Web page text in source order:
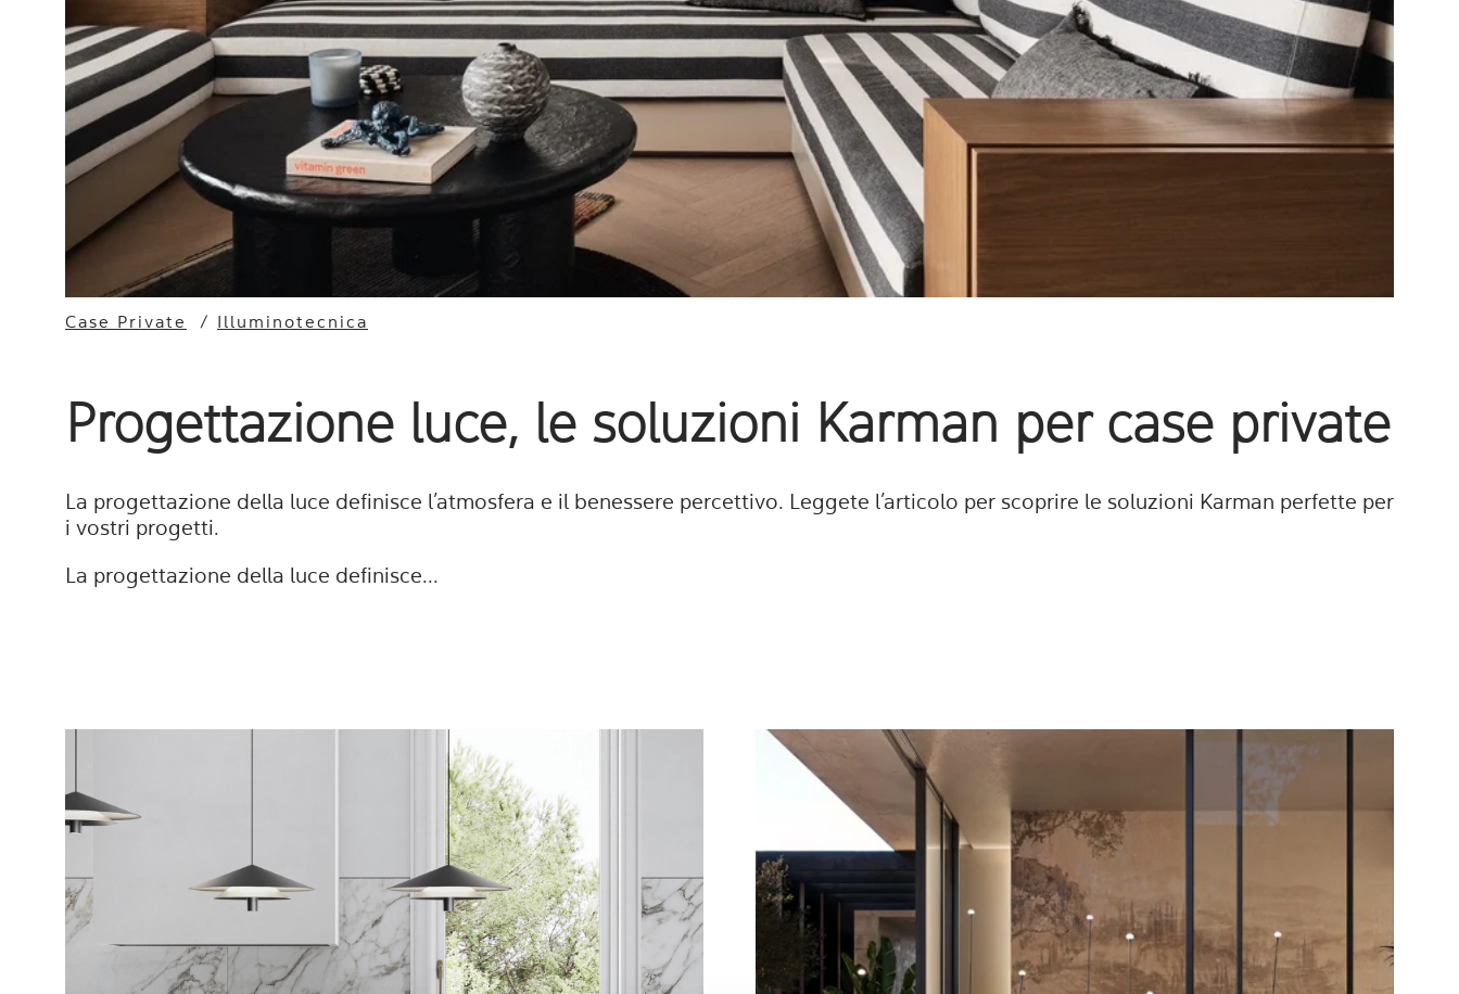
Case Private / Illuminotecnica
Progettazione luce, le soluzioni Karman per case private
La progettazione della luce definisce l’atmosfera e il benessere percettivo. Leggete l’articolo per scoprire le soluzioni Karman perfette per
i vostri progetti.
La progettazione della luce definisce...